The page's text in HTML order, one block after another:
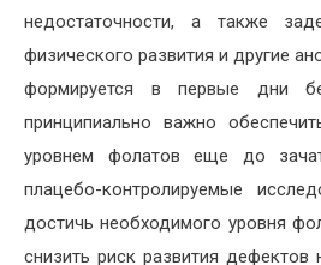
недостаточности, а также
физического развития и другие
формируется в первые дни
принципиально важно
уровнем фолатов еще до
плацебо-контролируемые
достичь необходимого уровня
снизить риск развития дефектов